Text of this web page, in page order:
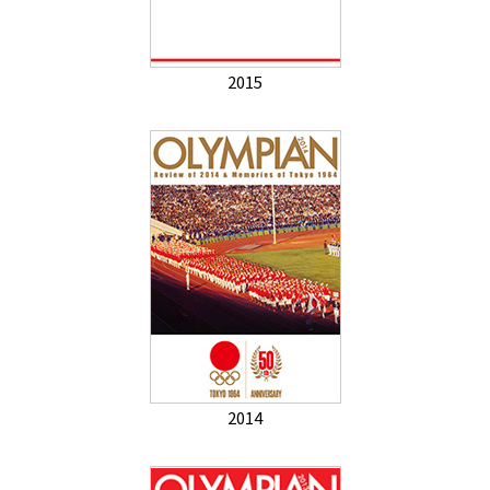
2015
2014